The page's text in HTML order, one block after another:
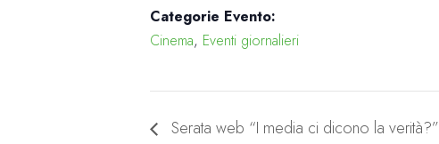
Categorie Evento:
Cinema, Eventi giornalieri
Serata web “I media ci dicono la verità?”